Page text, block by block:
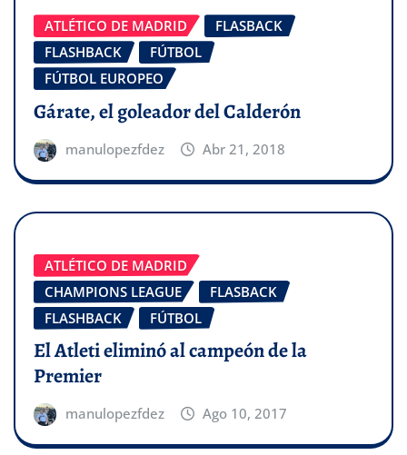
ATLÉTICO DE MADRID
FLASBACK
FLASHBACK
FÚTBOL
FÚTBOL EUROPEO
Gárate, el goleador del Calderón
manulopezfdez Abr 21, 2018
ATLÉTICO DE MADRID
CHAMPIONS LEAGUE
FLASBACK
FLASHBACK
FÚTBOL
El Atleti eliminó al campeón de la
Premier
manulopezfdez Ago 10, 2017